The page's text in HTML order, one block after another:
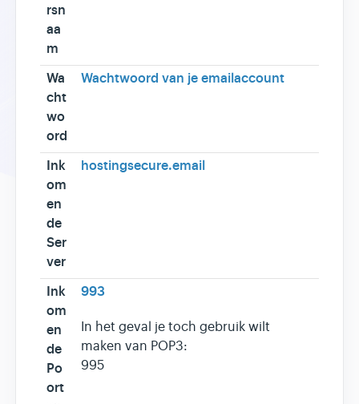
rsn
aa
m
Wa
cht
wo
ord
Wachtwoord van je emailaccount
Ink
om
en
de
Ser
ver
hostingsecure.email
Ink
om
en
de
Po
ort
993
In het geval je toch gebruik wilt
maken van POP3:
995